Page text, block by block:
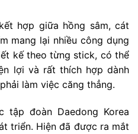
hợp giữa hồng sâm, cát
mang lại nhiều công dụng
kế theo từng stick, có thể
lợi và rất thích hợp dành
làm việc căng thẳng.
tập đoàn Daedong Korea
triển. Hiện đã được ra mắt